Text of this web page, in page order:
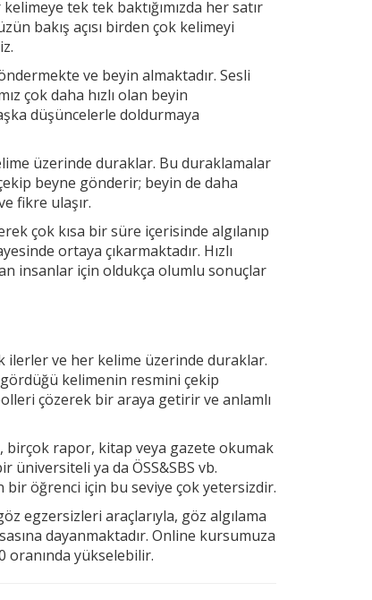
kelimeye tek tek baktığımızda her satır
bakış açısı birden çok kelimeyi
ve beyin almaktadır. Sesli
çok daha hızlı olan beyin
düşüncelerle doldurmaya
üzerinde duraklar. Bu duraklamalar
beyne gönderir; beyin de daha
fikre ulaşır.
çok kısa bir süre içerisinde algılanıp
ortaya çıkarmaktadır. Hızlı
insanlar için oldukça olumlu sonuçlar
ilerler ve her kelime üzerinde duraklar.
kelimenin resmini çekip
çözerek bir araya getirir ve anlamlı
birçok rapor, kitap veya gazete okumak
üniversiteli ya da ÖSS&SBS vb.
bir öğrenci için bu seviye çok yetersizdir.
egzersizleri araçlarıyla, göz algılama
dayanmaktadır. Online kursumuza
oranında yükselebilir.